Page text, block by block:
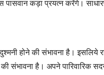
पासवान कड़ा प्रयत्न करेंगे।
होने की संभावना है।
संभावना है। अपने